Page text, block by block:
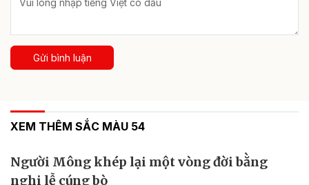
Gửi bình luận
XEM THÊM SẮC MÀU 54
Người Mông khép lại một vòng đời bằng
nghi lễ cúng bò